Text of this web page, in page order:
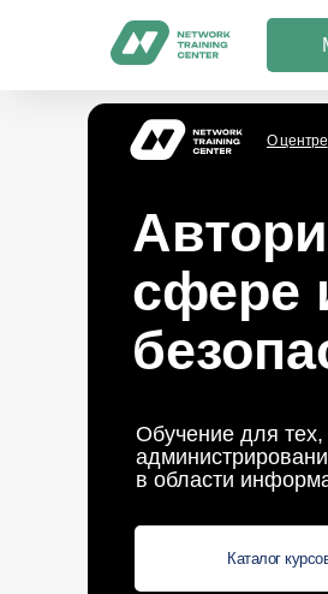
сфере
Обучение для тех,
в области
Каталог
О центре